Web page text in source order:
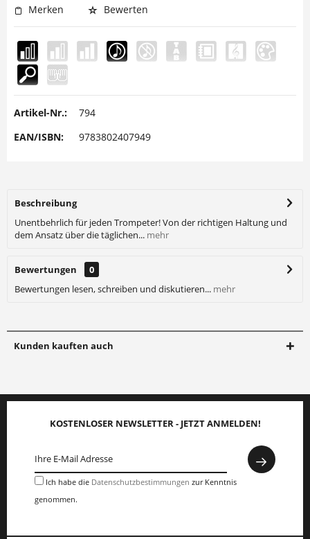
Merken Bewerten
Artikel-Nr.:
794
EAN/ISBN:
9783802407949
Beschreibung
Unentbehrlich für jeden Trompeter! Von der richtigen Haltung und
dem Ansatz über die täglichen... mehr
Bewertungen
0
Bewertungen lesen, schreiben und diskutieren... mehr
Kunden kauften auch
KOSTENLOSER NEWSLETTER - JETZT ANMELDEN!
Ich habe die Datenschutzbestimmungen zur Kenntnis
genommen.